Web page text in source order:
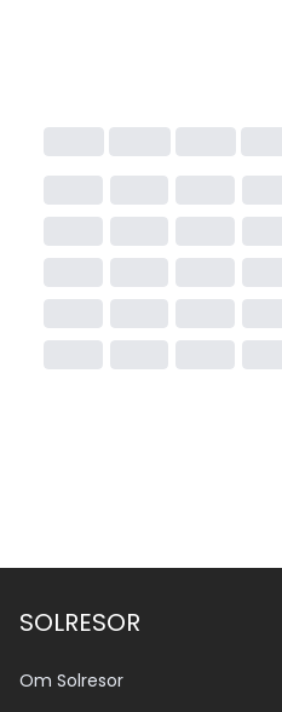
SOLRESOR
Om Solresor